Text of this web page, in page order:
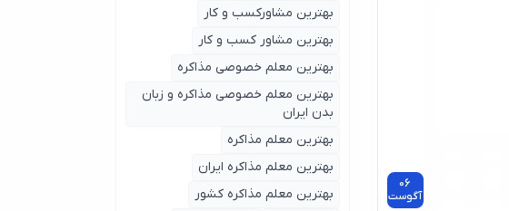
06
آگوست
بهترین مشاورکسب و کار
بهترین مشاور کسب و کار
بهترین معلم خصوصی مذاکره
بهترین معلم خصوصی مذاکره و زبان
بدن ایران
بهترین معلم مذاکره
بهترین معلم مذاکره ایران
بهترین معلم مذاکره کشور